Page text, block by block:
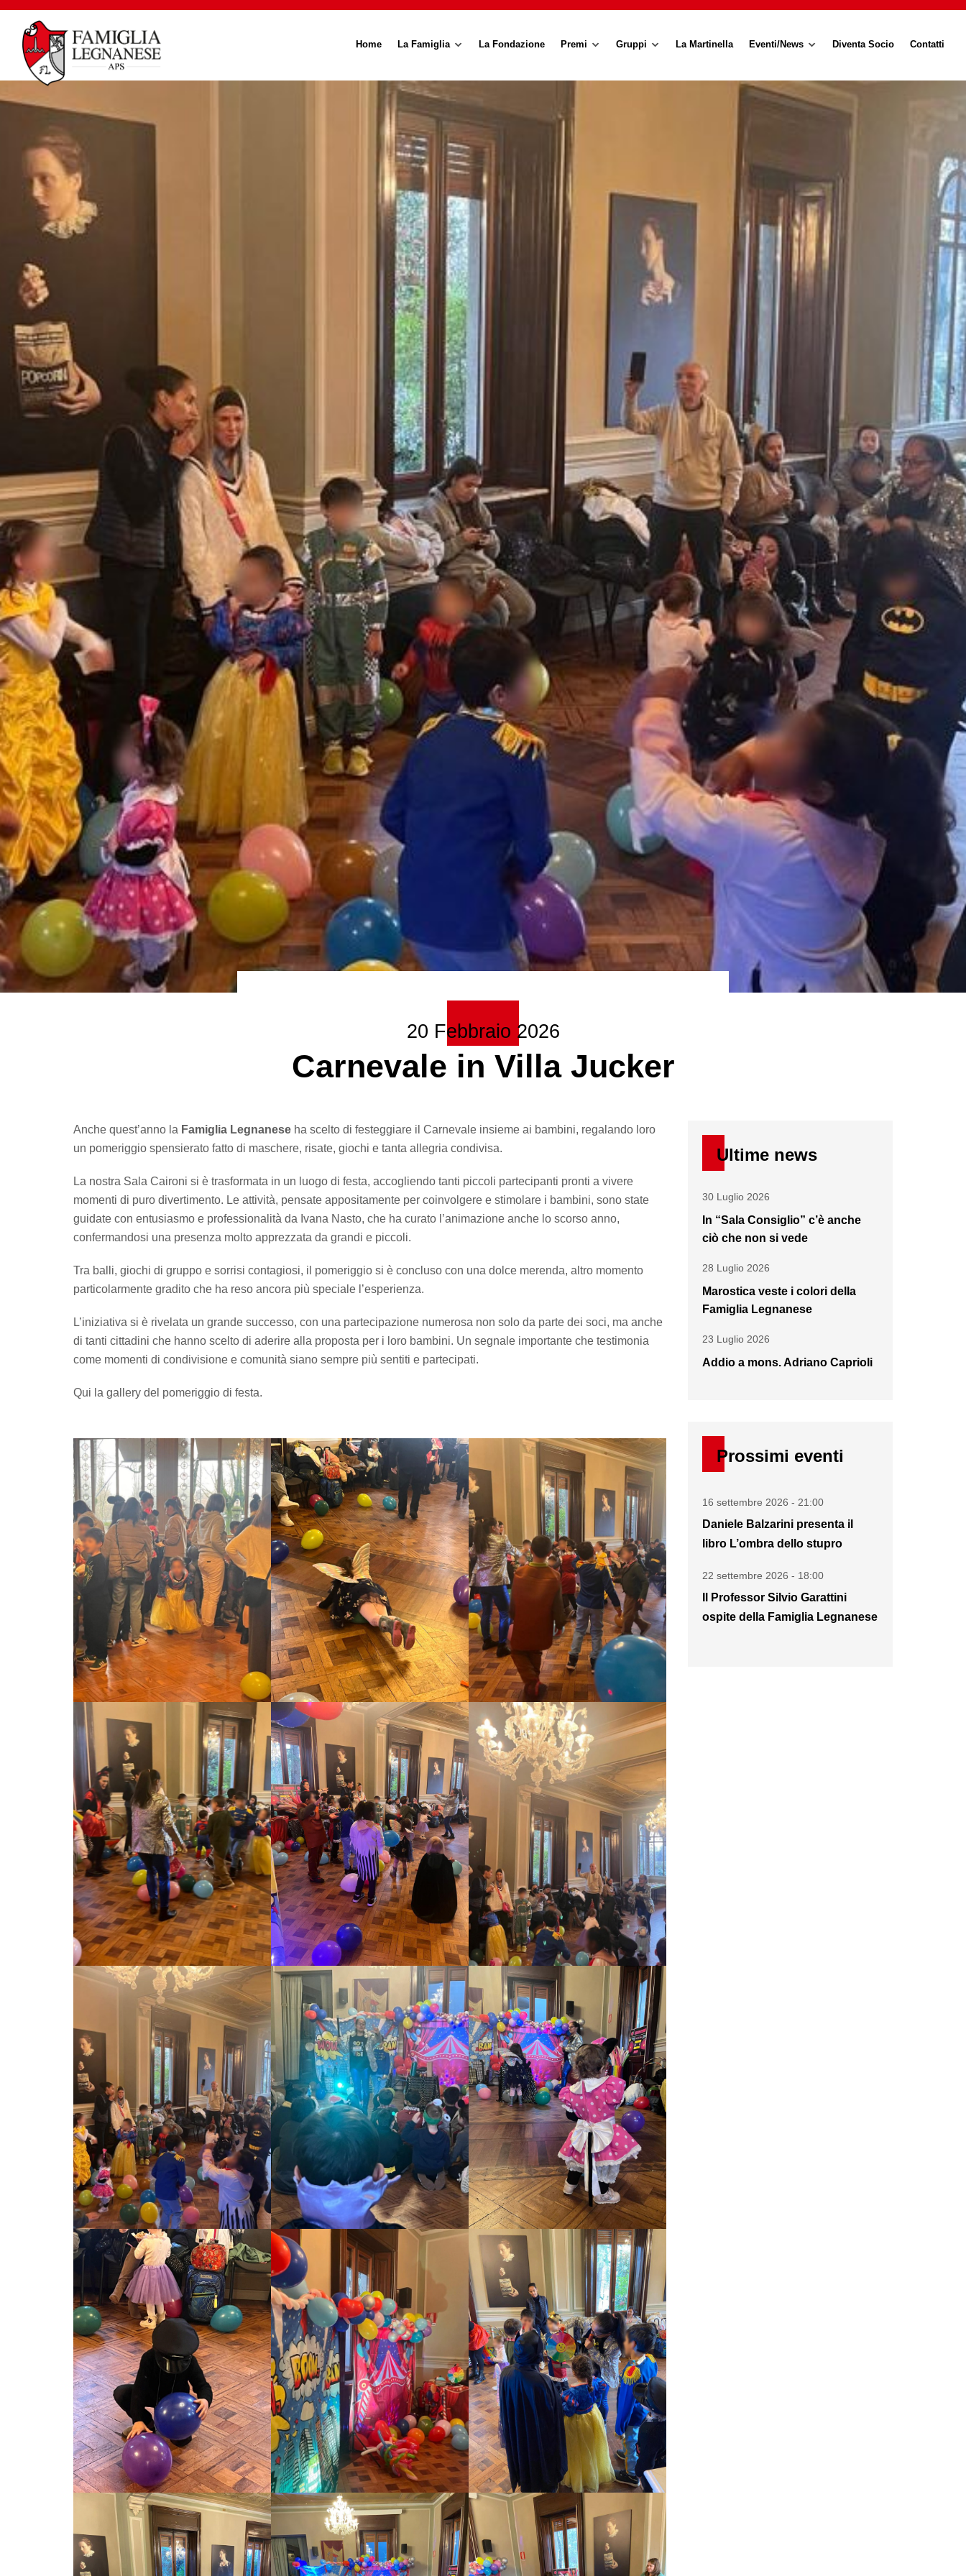
Home La Famiglia La Fondazione Premi Gruppi La Martinella Eventi/News Diventa Socio Contatti
20 Febbraio 2026
Carnevale in Villa Jucker
Anche quest’anno la Famiglia Legnanese ha scelto di festeggiare il Carnevale insieme ai bambini, regalando loro
un pomeriggio spensierato fatto di maschere, risate, giochi e tanta allegria condivisa.
La nostra Sala Caironi si è trasformata in un luogo di festa, accogliendo tanti piccoli partecipanti pronti a vivere
momenti di puro divertimento. Le attività, pensate appositamente per coinvolgere e stimolare i bambini, sono state
guidate con entusiasmo e professionalità da Ivana Nasto, che ha curato l’animazione anche lo scorso anno,
confermandosi una presenza molto apprezzata da grandi e piccoli.
Tra balli, giochi di gruppo e sorrisi contagiosi, il pomeriggio si è concluso con una dolce merenda, altro momento
particolarmente gradito che ha reso ancora più speciale l’esperienza.
L’iniziativa si è rivelata un grande successo, con una partecipazione numerosa non solo da parte dei soci, ma anche
di tanti cittadini che hanno scelto di aderire alla proposta per i loro bambini. Un segnale importante che testimonia
come momenti di condivisione e comunità siano sempre più sentiti e partecipati.
Qui la gallery del pomeriggio di festa.
Ultime news
30 Luglio 2026
In “Sala Consiglio” c’è anche
ciò che non si vede
28 Luglio 2026
Marostica veste i colori della
Famiglia Legnanese
23 Luglio 2026
Addio a mons. Adriano Caprioli
Prossimi eventi
16 settembre 2026 - 21:00
Daniele Balzarini presenta il
libro L’ombra dello stupro
22 settembre 2026 - 18:00
Il Professor Silvio Garattini
ospite della Famiglia Legnanese